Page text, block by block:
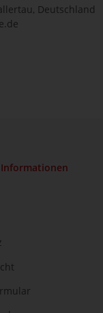
Deutschland